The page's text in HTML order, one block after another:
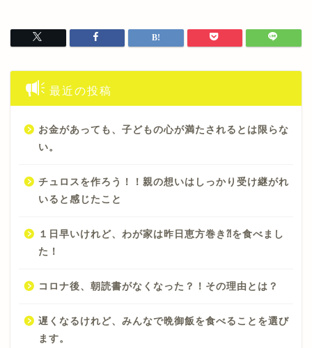
最近の投稿
お金があっても、子どもの心が満たされるとは限らな
い。
チュロスを作ろう！！親の想いはしっかり受け継がれ
いると感じたこと
１日早いけれど、わが家は昨日恵方巻き⁈を食べまし
た！
コロナ後、朝読書がなくなった？！その理由とは？
遅くなるけれど、みんなで晩御飯を食べることを選び
ます。